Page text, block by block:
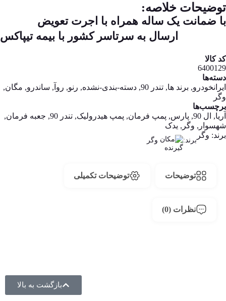
توضیحات خلاصه:
با ضمانت یک ساله همراه با اجرت تعویض
ارسال به سرتاسر کشور با بیمه تیپاکس
کد کالا
6400129
دسته‌ها
ایرانخودرو, برند ها, تندر 90 , دسته-بندی-نشده, رنو, روآ , ساندرو, مگان,
وگر
برچسب‌ها
آریا, ال 90 , پارس, پمپ فرمان, پمپ هیدرولیک, تندر 90 , جعبه فرمان,
شهسوار , وگر , یدک
برند: وگر
برند: وگر
توضیحات توضیحات تکمیلی
نظرات (0)
بازگشت به بالا